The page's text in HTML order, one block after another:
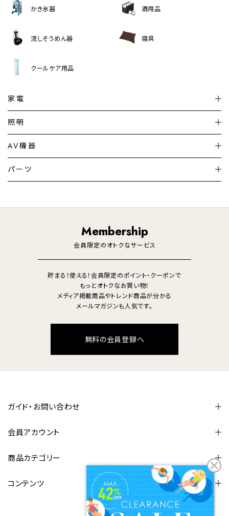
かき氷器 酒用品
流しそうめん器 寝具
クールケア用品
家電
加湿器・空気清浄機
暖房機 掃除機
調理家電 生活家電
照明
シーリングライト
デスクライト
AV機器
テレビ
パーツ
Membership
会員限定のオトクなサービス
貯まる！使える！会員限定のポイント・クーポンで
もっとオトクなお買い物！
メディア掲載商品やトレンド商品が分かる
メールマガジンも人気です。
無料の会員登録へ
ガイド・お問い合わせ
会員アカウント
商品カテゴリー
コンテンツ
FOLLOW US